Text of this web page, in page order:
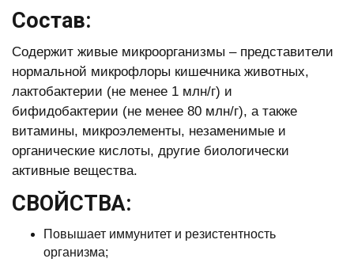
Состав:
Содержит живые микроорганизмы – представители
нормальной микрофлоры кишечника животных,
лактобактерии (не менее 1 млн/г) и
бифидобактерии (не менее 80 млн/г), а также
витамины, микроэлементы, незаменимые и
органические кислоты, другие биологически
активные вещества.
СВОЙСТВА:
Повышает иммунитет и резистентность
организма;